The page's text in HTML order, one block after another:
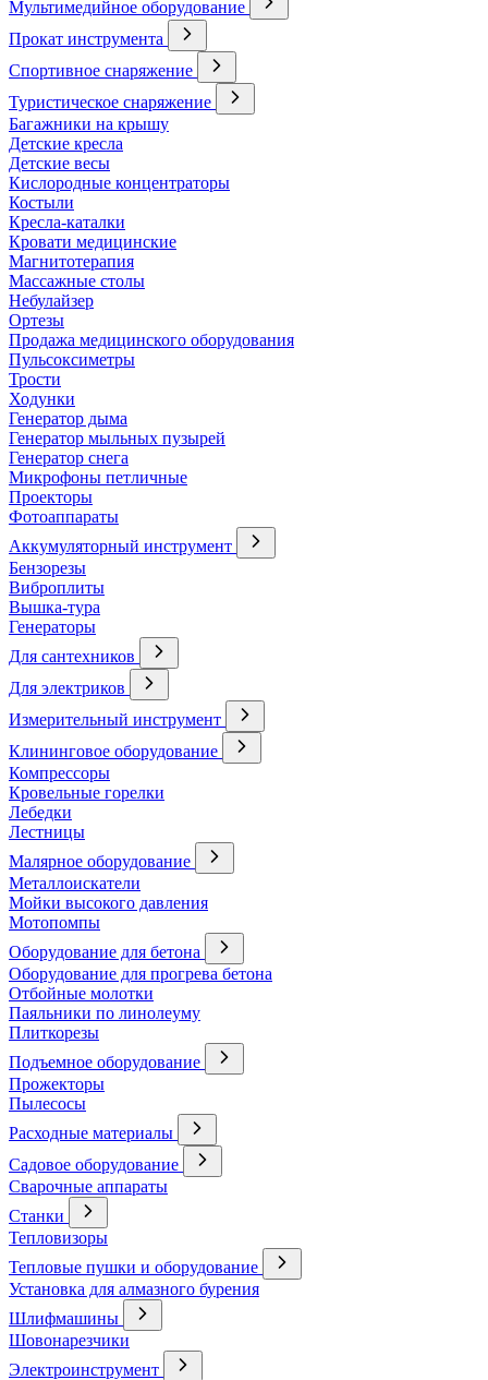
Мультимедийное оборудование
Прокат инструмента
Спортивное снаряжение
Туристическое снаряжение
Багажники на крышу
Детские кресла
Детские весы
Кислородные концентраторы
Костыли
Кресла-каталки
Кровати медицинские
Магнитотерапия
Массажные столы
Небулайзер
Ортезы
Продажа медицинского оборудования
Пульсоксиметры
Трости
Ходунки
Генератор дыма
Генератор мыльных пузырей
Генератор снега
Микрофоны петличные
Проекторы
Фотоаппараты
Аккумуляторный инструмент
Бензорезы
Виброплиты
Вышка-тура
Генераторы
Для сантехников
Для электриков
Измерительный инструмент
Клининговое оборудование
Компрессоры
Кровельные горелки
Лебедки
Лестницы
Малярное оборудование
Металлоискатели
Мойки высокого давления
Мотопомпы
Оборудование для бетона
Оборудование для прогрева бетона
Отбойные молотки
Паяльники по линолеуму
Плиткорезы
Подъемное оборудование
Прожекторы
Пылесосы
Расходные материалы
Садовое оборудование
Сварочные аппараты
Станки
Тепловизоры
Тепловые пушки и оборудование
Установка для алмазного бурения
Шлифмашины
Шовонарезчики
Электроинструмент